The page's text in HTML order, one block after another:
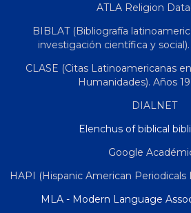
ATLA Religion
BIBLAT (Bibliografía
investigación científica y
CLASE (Citas Latinoamericanas
Humanidades). Años
DIALNET
Elenchus of biblical
Google
HAPI (Hispanic American Periodicals
MLA - Modern Language